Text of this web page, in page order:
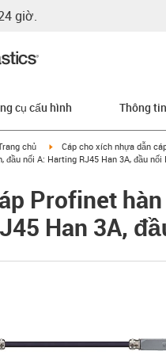
giờ.
cụ cấu hình Thông
icon-arrow-right
chủ igus-icon-arrow-right
Cáp cho xích nhựa dẫn
đầu nối A: Harting RJ45 Han 3A, đầu
Profinet
Han 3A,